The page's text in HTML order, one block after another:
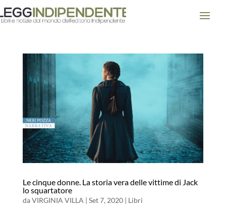
Le cinque donne. La storia vera delle vittime di Jack
lo squartatore
daVIRGINIA VILLA | Set 7, 2020| Libri